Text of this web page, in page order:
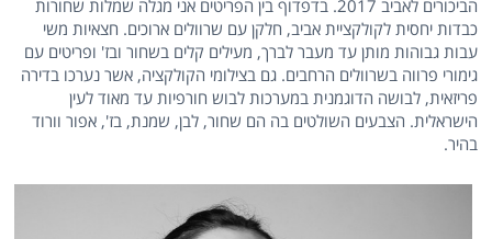
הביכורים לאביב 2017. בדפדוף בין הפריטים אני מגלה שמלות שחורות
כבדות יחסית לקולקציית אביב, חלקן עם שרוולים ארוכים. חצאיות משי
עבות גבוהות מותן עד מעבר לברך, מעילים קלים בשחור ובז' ופריטים עם
גימורי פרווה בשרוולים הרחבים. גם בצילומי הקולקציה, אשר נערכו בדירה
פריזאית, לבושה הדוגמנית במערכות לבוש חורפיות עד מאוד לעין
הישראלית. הצבעים השולטים בה הם שחור, לבן, שמנת, בז', אפור וורוד
בהיר.